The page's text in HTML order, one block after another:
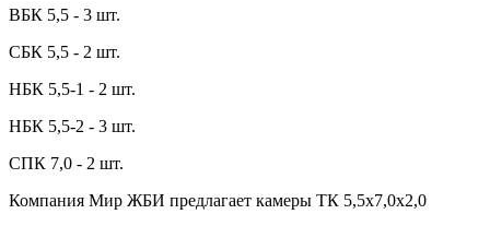
ВБК 5,5 - 3 шт.
СБК 5,5 - 2 шт.
НБК 5,5-1 - 2 шт.
НБК 5,5-2 - 3 шт.
СПК 7,0 - 2 шт.
Компания Мир ЖБИ предлагает камеры ТК 5,5x7,0x2,0